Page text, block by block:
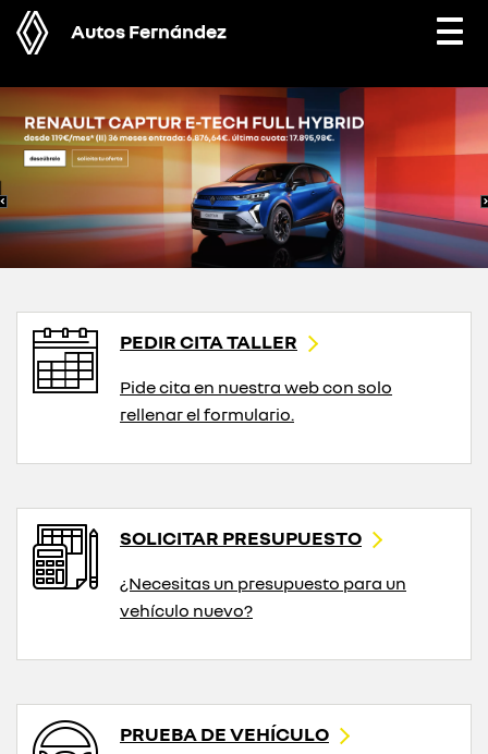
Autos Fernández
PEDIR CITA TALLER
Pide cita en nuestra web con solo
rellenar el formulario.
SOLICITAR PRESUPUESTO
¿Necesitas un presupuesto para un
vehículo nuevo?
PRUEBA DE VEHÍCULO